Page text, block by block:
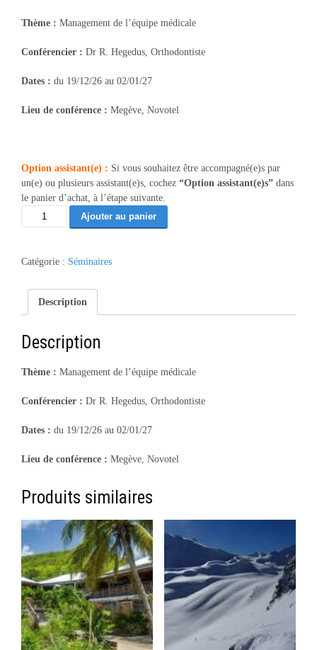
Thème : Management de l’équipe médicale
Conférencier : Dr R. Hegedus, Orthodontiste
Dates : du 19/12/26 au 02/01/27
Lieu de conférence : Megève, Novotel
Option assistant(e) : Si vous souhaitez être accompagné(e)s par
un(e) ou plusieurs assistant(e)s, cochez “Option assistant(e)s” dans
le panier d’achat, à l’étape suivante.
quantité
de
équipe
Megève
12/26
Ajouter au panier
Catégorie : Séminaires
Description
Description
Thème : Management de l’équipe médicale
Conférencier : Dr R. Hegedus, Orthodontiste
Dates : du 19/12/26 au 02/01/27
Lieu de conférence : Megève, Novotel
Produits similaires